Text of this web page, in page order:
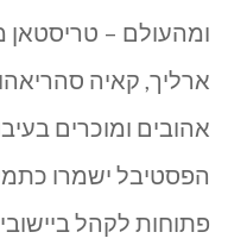
ומהעולם – טריסטאן
ארליך, קאיה סהריאהו
אהובים ומוכרים
הפסטיבל ישמרו
פתוחות לקהל